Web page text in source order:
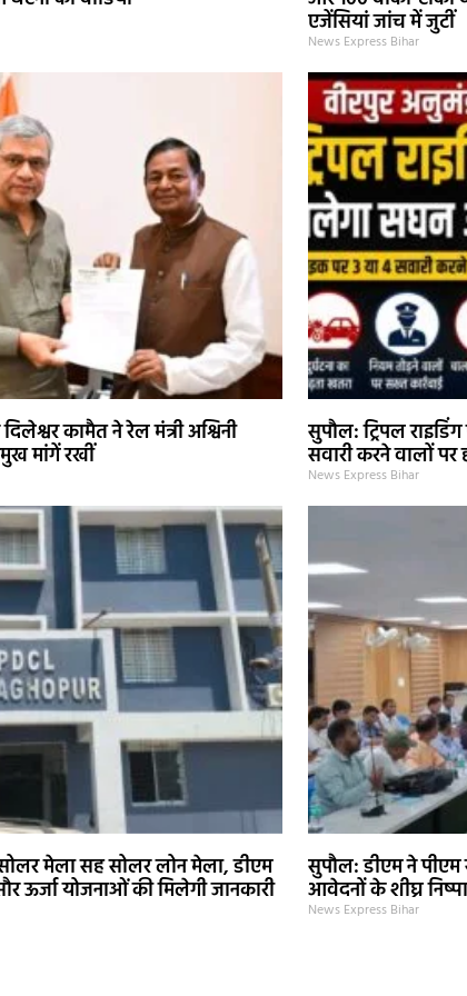
एजेंसियां जांच में जुटीं
News Express Bihar
कामैत ने रेल मंत्री अश्विनी
मांगें रखीं
सुपौल: ट्रिपल
सवारी करने वालों पर
News Express Bihar
मेला सह सोलर लोन मेला, डीएम
ऊर्जा योजनाओं की मिलेगी जानकारी
सुपौल: डीएम ने
आवेदनों के शीघ्र
News Express Bihar